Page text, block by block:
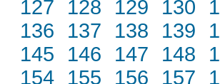
127
128 129 130
136
137 138 139
145
146 147 148
154
155 156 157